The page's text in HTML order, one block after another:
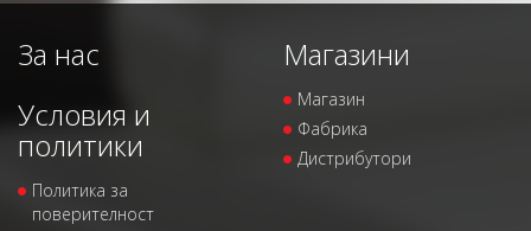
За нас
Условия и
политики
Политика за
поверителност
Магазини
Магазин
Фабрика
Дистрибутори